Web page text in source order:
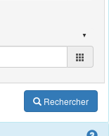
Rechercher